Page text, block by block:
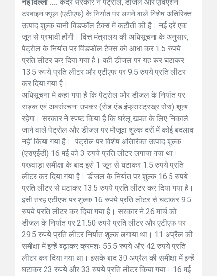
नई दिल्ली .... केंद्र सरकार ने पेट्रोल, डीजल और एविएशन
टरबाइन फ्यूल (एटीएफ) के निर्यात पर लगने वाले विशेष अतिरिक्त
उत्पाद शुल्क यानी विंडफॉल टैक्स में कटौती की है। नई दरें एक
जून से प्रभावी होंगी। वित्त मंत्रालय की अधिसूचना के अनुसार,
पेट्रोल के निर्यात पर विंडफॉल टैक्स को आधा कर 1.5 रुपये
प्रति लीटर कर दिया गया है। वहीं डीजल पर यह कर घटाकर
13.5 रुपये प्रति लीटर और एटीएफ पर 9.5 रुपये प्रति लीटर
कर दिया गया है।
अधिसूचना में कहा गया है कि पेट्रोल और डीजल के निर्यात पर
सड़क एवं अवसंरचना उपकर (रोड एंड इंफ्रास्ट्रख्र सेस) शून्य
रहेगा। सरकार ने स्पष्ट किया है कि घरेलू खपत के लिए निकाले
जाने वाले पेट्रोल और डीजल पर मौजूदा शुल्क दरों में कोई बदलाव
नहीं किया गया है। पेट्रोल पर विशेष अतिरिक्त उत्पाद शुल्क
(एसएईडी) 16 मई को 3 रुपये प्रति लीटर लगाया गया था।
पखवाड़ा समीक्षा के बाद इसे 1 जून से घटाकर 1.5 रुपये प्रति
लीटर कर दिया गया है। डीजल के निर्यात पर शुल्क 16.5 रुपये
प्रति लीटर से घटाकर 13.5 रुपये प्रति लीटर कर दिया गया है।
इसी तरह एटीएफ पर शुल्क 16 रुपये प्रति लीटर से घटाकर 9.5
रुपये प्रति लीटर कर दिया गया है। सरकार ने 26 मार्च को
डीजल के निर्यात पर 21.50 रुपये प्रति लीटर और एटीएफ पर
29.5 रुपये प्रति लीटर निर्यात शुल्क लगाया था। 11 अप्रैल की
समीक्षा में इन्हें बढ़ाकर क्रमशः 55.5 रुपये और 42 रुपये प्रति
लीटर कर दिया गया था। इसके बाद 30 अप्रैल की समीक्षा में इन्हें
घटाकर 23 रुपये और 33 रुपये प्रति लीटर किया गया। 16 मई